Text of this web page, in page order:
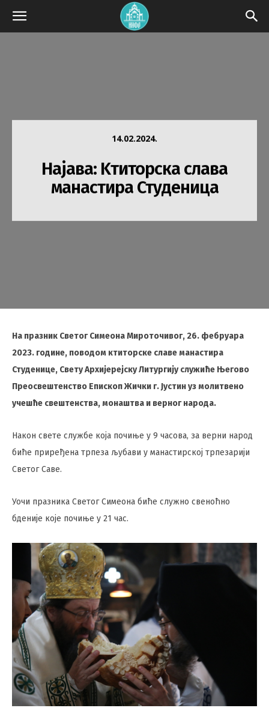
14.02.2024.
Најава: Kтиторска слава
манастира Студеницa
На празник Светог Симеона Мироточивог, 26. фебруара
2023. године, поводом ктиторске славе манастира
Студенице, Свету Архијерејску Литургију служиће Његово
Преосвештенство Епископ Жички г. Јустин уз молитвено
учешће свештенства, монаштва и верног народа.
Након свете службе која почиње у 9 часова, за верни народ
биће приређена трпеза љубави у манастирској трпезарији
Светог Саве.
Уочи празника Светог Симеона биће служно свеноћно
бденије које почиње у 21 час.